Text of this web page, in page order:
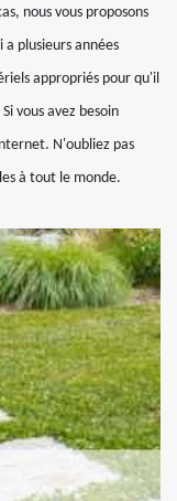
nous vous proposons
plusieurs années
appropriés pour qu'il
vous avez besoin
N'oubliez pas
à tout le monde.